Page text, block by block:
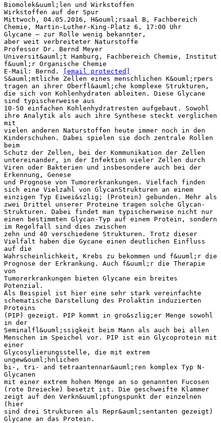
Biomolek&uuml;len und Wirkstoffen
Wirkstoffen auf der Spur
Mittwoch, 04.05.2016, H&ouml;rsaal B, Fachbereich
Chemie, Martin-Luther-King-Platz 6, 17:00 Uhr
Glycane – zur Rolle wenig bekannter,
aber weit verbreiteter Naturstoffe
Professor Dr. Bernd Meyer
Universit&auml;t Hamburg, Fachbereich Chemie, Institut
f&uuml;r Organische Chemie
E-Mail: Bernd.
[email protected]
S&auml;mtliche Zellen eines menschlichen K&ouml;rpers
tragen an ihrer Oberfl&auml;che komplexe Strukturen,
die sich von Kohlenhydraten ableiten. Diese Glycane
sind typischerweise aus
10-50 einfachen Kohlenhydratresten aufgebaut. Sowohl
ihre Analytik als auch ihre Synthese steckt verglichen
mit
vielen anderen Naturstoffen heute immer noch in den
Kinderschuhen. Dabei spielen sie doch zentrale Rollen
beim
Schutz der Zellen, bei der Kommunikation der Zellen
untereinander, in der Infektion vieler Zellen durch
Viren oder Bakterien und insbesondere auch bei der
Erkennung, Genese
und Prognose von Tumorerkrankungen. Vielfach finden
sich eine Vielzahl von GlycanStrukturen an einem
einzigen Typ Eiwei&szlig; (Protein) gebunden. Mehr als
zwei Drittel unserer Proteine tragen solche Glycan-
Strukturen. Dabei findet man typischerweise nicht nur
einen bestimmten Glycan-Typ auf einem Protein, sondern
im Regelfall sind dies zwischen
zehn und 40 verschiedene Strukturen. Trotz dieser
Vielfalt haben die Gycane einen deutlichen Einfluss
auf die
Wahrscheinlichkeit, Krebs zu bekommen und f&uuml;r die
Prognose der Erkrankung. Auch f&uuml;r die Therapie
von
Tumorerkrankungen bieten Glycane ein breites
Potenzial.
Als Beispiel ist hier eine sehr stark vereinfachte
schematische Darstellung des Prolaktin induzierten
Proteins
(PIP) gezeigt. PIP kommt in gro&szlig;er Menge sowohl
in der
Seminalfl&uuml;ssigkeit beim Mann als auch bei allen
Menschen im Speichel vor. PIP ist ein Glycoprotein mit
einer
Glycosylierungsstelle, die mit extrem
ungew&ouml;hnlichen
bi-, tri- and tetraantennar&auml;ren komplex Typ N-
Glycanen
mit einer extrem hohen Menge an so genannten Fucosen
(rote Dreiecke) besetzt ist. Die geschweifte Klammer
zeigt auf den Verkn&uuml;pfungspunkt der einzelnen
(hier
sind drei Strukturen als Repr&auml;sentanten gezeigt)
Glycane an das Protein.